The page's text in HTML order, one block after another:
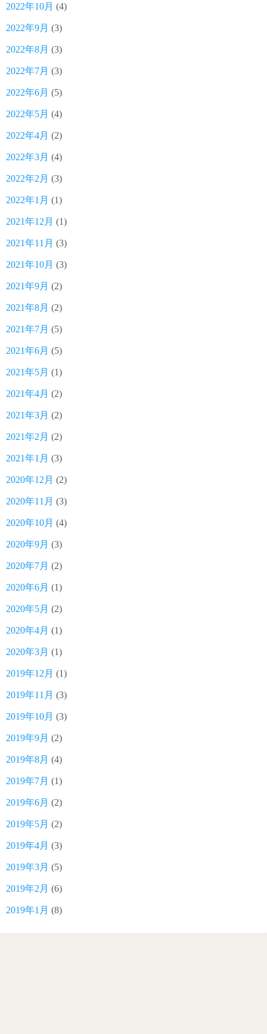
2022年10月 (4)
2022年9月 (3)
2022年8月 (3)
2022年7月 (3)
2022年6月 (5)
2022年5月 (4)
2022年4月 (2)
2022年3月 (4)
2022年2月 (3)
2022年1月 (1)
2021年12月 (1)
2021年11月 (3)
2021年10月 (3)
2021年9月 (2)
2021年8月 (2)
2021年7月 (5)
2021年6月 (5)
2021年5月 (1)
2021年4月 (2)
2021年3月 (2)
2021年2月 (2)
2021年1月 (3)
2020年12月 (2)
2020年11月 (3)
2020年10月 (4)
2020年9月 (3)
2020年7月 (2)
2020年6月 (1)
2020年5月 (2)
2020年4月 (1)
2020年3月 (1)
2019年12月 (1)
2019年11月 (3)
2019年10月 (3)
2019年9月 (2)
2019年8月 (4)
2019年7月 (1)
2019年6月 (2)
2019年5月 (2)
2019年4月 (3)
2019年3月 (5)
2019年2月 (6)
2019年1月 (8)